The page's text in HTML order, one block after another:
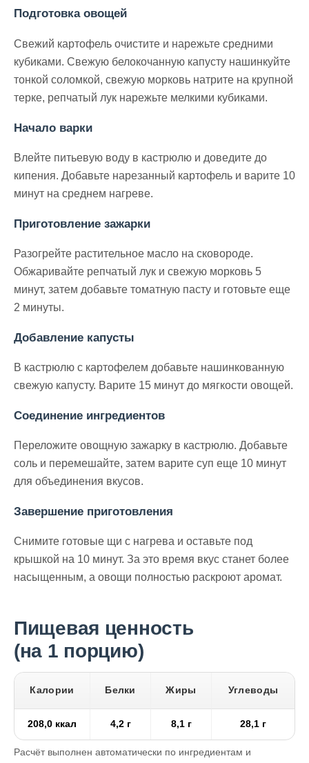
Подготовка овощей
Свежий картофель очистите и нарежьте средними
кубиками. Свежую белокочанную капусту нашинкуйте
тонкой соломкой, свежую морковь натрите на крупной
терке, репчатый лук нарежьте мелкими кубиками.
Начало варки
Влейте питьевую воду в кастрюлю и доведите до
кипения. Добавьте нарезанный картофель и варите 10
минут на среднем нагреве.
Приготовление зажарки
Разогрейте растительное масло на сковороде.
Обжаривайте репчатый лук и свежую морковь 5
минут, затем добавьте томатную пасту и готовьте еще
2 минуты.
Добавление капусты
В кастрюлю с картофелем добавьте нашинкованную
свежую капусту. Варите 15 минут до мягкости овощей.
Соединение ингредиентов
Переложите овощную зажарку в кастрюлю. Добавьте
соль и перемешайте, затем варите суп еще 10 минут
для объединения вкусов.
Завершение приготовления
Снимите готовые щи с нагрева и оставьте под
крышкой на 10 минут. За это время вкус станет более
насыщенным, а овощи полностью раскроют аромат.
Пищевая ценность
(на 1 порцию)
Калории Белки Жиры Углеводы
208,0 ккал 4,2 г 8,1 г 28,1 г
Расчёт выполнен автоматически по ингредиентам и